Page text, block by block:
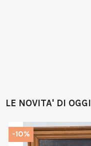
LE NOVITA' DI OGGI
-10%